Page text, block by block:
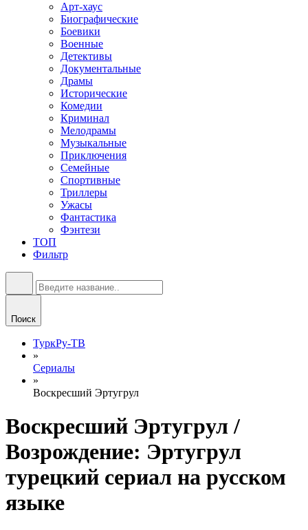
Арт-хаус
Биографические
Боевики
Военные
Детективы
Документальные
Драмы
Исторические
Комедии
Криминал
Мелодрамы
Музыкальные
Приключения
Семейные
Спортивные
Триллеры
Ужасы
Фантастика
Фэнтези
ТОП
Фильтр
Поиск
ТуркРу-ТВ
»
Сериалы
»
Воскресший Эртугрул
Воскресший Эртугрул /
Возрождение: Эртугрул
турецкий сериал на русском
языке